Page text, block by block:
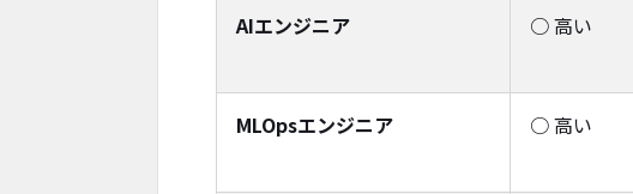
AIエンジニア ○ 高い
MLOpsエンジニア ○ 高い